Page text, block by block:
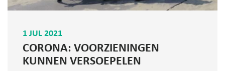
1 JUL 2021
CORONA: VOORZIENINGEN
KUNNEN VERSOEPELEN